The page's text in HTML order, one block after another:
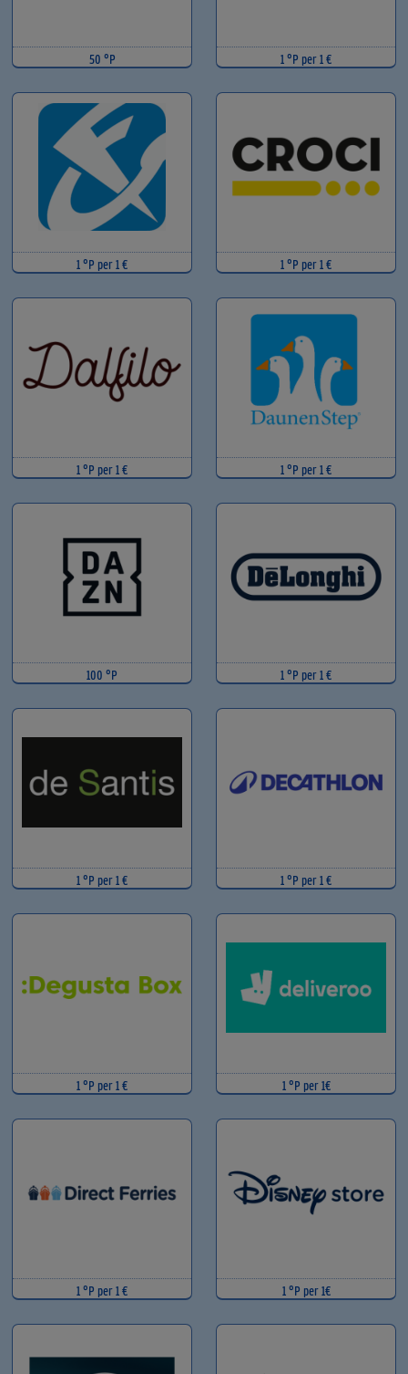
50 °P 1 °P per 1 €
1 °P per 1 € 1 °P per 1 €
1 °P per 1 € 1 °P per 1 €
100 °P 1 °P per 1 €
1 °P per 1 € 1 °P per 1 €
1 °P per 1 € 1 °P per 1€
1 °P per 1 € 1 °P per 1€